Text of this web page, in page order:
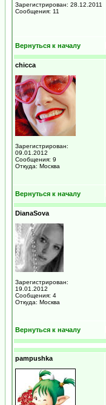
Зарегистрирован: 28.12.2011
Сообщения: 11
Вернуться к началу
chicca
Зарегистрирован:
09.01.2012
Сообщения: 9
Откуда: Москва
Вернуться к началу
DianaSova
Зарегистрирован:
19.01.2012
Сообщения: 4
Откуда: Москва
Вернуться к началу
pampushka